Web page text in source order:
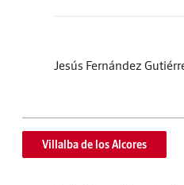
Jesús Fernández
Villalba de los Alcores